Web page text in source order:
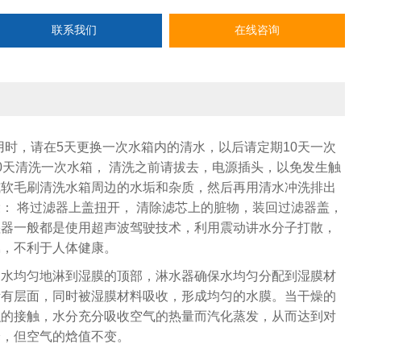
联系我们
在线咨询
时，请在5天更换一次水箱内的清水，以后请定期10天一次
天清洗一次水箱， 清洗之前请拔去，电源插头，以免发生触
毛刷清洗水箱周边的水垢和杂质，然后再用清水冲洗排出
将过滤器上盖扭开， 清除滤芯上的脏物，装回过滤器盖，
一般都是使用超声波驾驶技术，利用震动讲水分子打散，
不利于人体健康。
均匀地淋到湿膜的顶部，淋水器确保水均匀分配到湿膜材
层面，同时被湿膜材料吸收，形成均匀的水膜。当干燥的
接触，水分充分吸收空气的热量而汽化蒸发，从而达到对
但空气的焓值不变。